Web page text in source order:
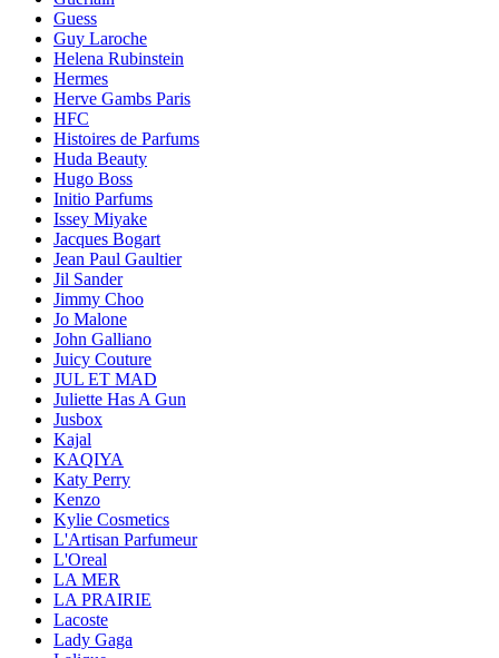
Guess
Guy Laroche
Helena Rubinstein
Hermes
Herve Gambs Paris
HFC
Histoires de Parfums
Huda Beauty
Hugo Boss
Initio Parfums
Issey Miyake
Jacques Bogart
Jean Paul Gaultier
Jil Sander
Jimmy Choo
Jo Malone
John Galliano
Juicy Couture
JUL ET MAD
Juliette Has A Gun
Jusbox
Kajal
KAQIYA
Katy Perry
Kenzo
Kylie Cosmetics
L'Artisan Parfumeur
L'Oreal
LA MER
LA PRAIRIE
Lacoste
Lady Gaga